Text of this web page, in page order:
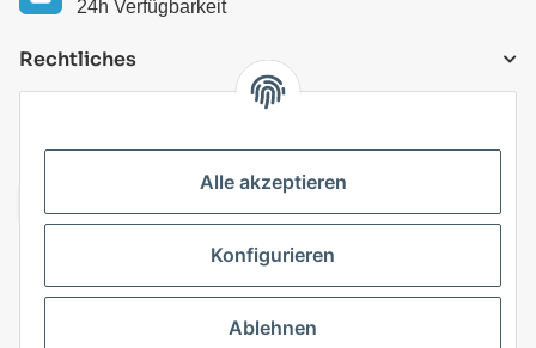
24h Verfügbarkeit
Rechtliches
Alle akzeptieren
Konfigurieren
Ablehnen